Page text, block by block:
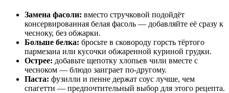
Замена фасоли: вместо стручковой подойдёт
консервированная белая фасоль — добавляйте её сразу к
чесноку, без обжарки.
Больше белка: бросьте в сковороду горсть тёртого
пармезана или кусочки обжаренной куриной грудки.
Острее: добавьте щепотку хлопьев чили вместе с
чесноком — блюдо заиграет по-другому.
Паста: фузилли и пенне держат соус лучше, чем
спагетти — предпочтительный выбор для этого рецепта.